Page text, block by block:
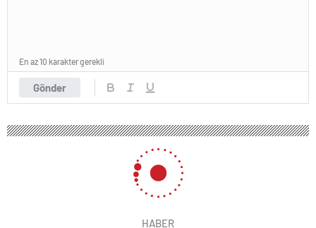
Gönder
En az 10 karakter gerekli
HABER